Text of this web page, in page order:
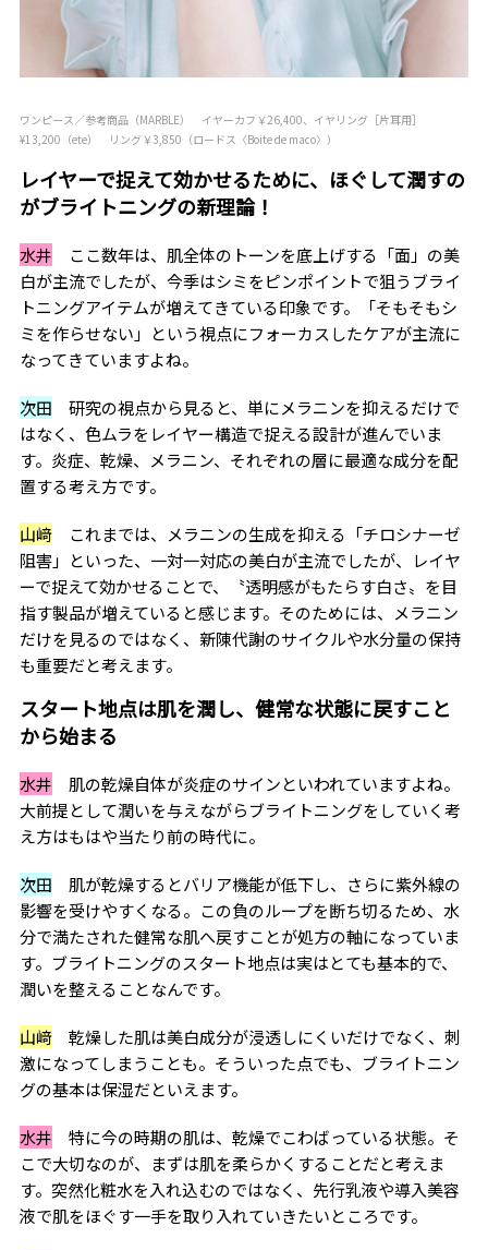
ワンピース／参考商品（MARBLE） イヤーカフ￥26,400、イヤリング［片耳用］
¥13,200（ete） リング￥3,850（ロードス〈Boite de maco〉）
レイヤーで捉えて効かせるために、ほぐして潤すの
がブライトニングの新理論！
水井 ここ数年は、肌全体のトーンを底上げする「面」の美
白が主流でしたが、今季はシミをピンポイントで狙うブライ
トニングアイテムが増えてきている印象です。「そもそもシ
ミを作らせない」という視点にフォーカスしたケアが主流に
なってきていますよね。
次田 研究の視点から見ると、単にメラニンを抑えるだけで
はなく、色ムラをレイヤー構造で捉える設計が進んでいま
す。炎症、乾燥、メラニン、それぞれの層に最適な成分を配
置する考え方です。
山﨑これまでは、メラニンの生成を抑える「チロシナーゼ
阻害」といった、一対一対応の美白が主流でしたが、レイヤ
ーで捉えて効かせることで、〝透明感がもたらす白さ〟を目
指す製品が増えていると感じます。そのためには、メラニン
だけを見るのではなく、新陳代謝のサイクルや水分量の保持
も重要だと考えます。
スタート地点は肌を潤し、健常な状態に戻すこと
から始まる
水井 肌の乾燥自体が炎症のサインといわれていますよね。
大前提として潤いを与えながらブライトニングをしていく考
え方はもはや当たり前の時代に。
次田 肌が乾燥するとバリア機能が低下し、さらに紫外線の
影響を受けやすくなる。この負のループを断ち切るため、水
分で満たされた健常な肌へ戻すことが処方の軸になっていま
す。ブライトニングのスタート地点は実はとても基本的で、
潤いを整えることなんです。
山﨑乾燥した肌は美白成分が浸透しにくいだけでなく、刺
激になってしまうことも。そういった点でも、ブライトニン
グの基本は保湿だといえます。
水井 特に今の時期の肌は、乾燥でこわばっている状態。そ
こで大切なのが、まずは肌を柔らかくすることだと考えま
す。突然化粧水を入れ込むのではなく、先行乳液や導入美容
液で肌をほぐす一手を取り入れていきたいところです。